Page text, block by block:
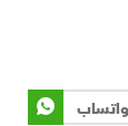
واتساب